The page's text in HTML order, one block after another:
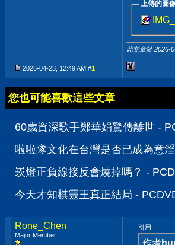
上傳的圖
此文章於 2026-
2026-04-23, 12:49 AM #1
您也可能喜歡這些文章
60歲資深歌手鄭華娟驚傳離世 -
啦啦隊文化在台灣是否已成為意
崁燈正負線接反會燒掉嗎？ -
今天才知棋靈王真正結局 -
Rone_Chen
Major Member
引用:
作者